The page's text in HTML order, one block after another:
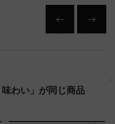
味わい」が同じ商品